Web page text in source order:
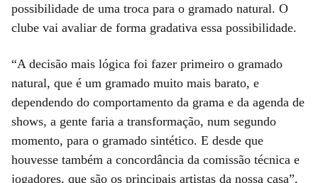
possibilidade de uma troca para o gramado natural. O
clube vai avaliar de forma gradativa essa possibilidade.
“A decisão mais lógica foi fazer primeiro o gramado
natural, que é um gramado muito mais barato, e
dependendo do comportamento da grama e da agenda de
shows, a gente faria a transformação, num segundo
momento, para o gramado sintético. E desde que
houvesse também a concordância da comissão técnica e
jogadores, que são os principais artistas da nossa casa”,